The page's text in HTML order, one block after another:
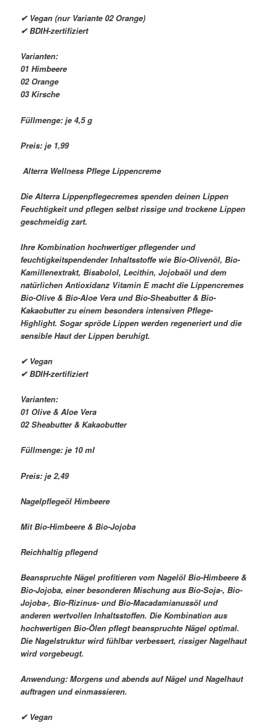
✔ Vegan (nur Variante 02 Orange)
✔ BDIH-zertifiziert
Varianten:
01 Himbeere
02 Orange
03 Kirsche
Füllmenge: je 4,5 g
Preis: je 1,99 
Alterra Wellness Pflege Lippencreme
Die Alterra Lippenpflegecremes spenden deinen Lippen
Feuchtigkeit und pflegen selbst rissige und trockene Lippen
geschmeidig zart.
Ihre Kombination hochwertiger pflegender und
feuchtigkeitspendender Inhaltsstoffe wie Bio-Olivenöl, Bio-
Kamillenextrakt, Bisabolol, Lecithin, Jojobaöl und dem
natürlichen Antioxidanz Vitamin E macht die Lippencremes
Bio-Olive & Bio-Aloe Vera und Bio-Sheabutter & Bio-
Kakaobutter zu einem besonders intensiven Pflege-
Highlight. Sogar spröde Lippen werden regeneriert und die
sensible Haut der Lippen beruhigt.
✔ Vegan
✔ BDIH-zertifiziert
Varianten:
01 Olive & Aloe Vera
02 Sheabutter & Kakaobutter
Füllmenge: je 10 ml
Preis: je 2,49 
Nagelpflegeöl Himbeere
Mit Bio-Himbeere & Bio-Jojoba
Reichhaltig pflegend
Beanspruchte Nägel profitieren vom Nagelöl Bio-Himbeere &
Bio-Jojoba, einer besonderen Mischung aus Bio-Soja-, Bio-
Jojoba-, Bio-Rizinus- und Bio-Macadamianussöl und
anderen wertvollen Inhaltsstoffen. Die Kombination aus
hochwertigen Bio-Ölen pflegt beanspruchte Nägel optimal.
Die Nagelstruktur wird fühlbar verbessert, rissiger Nagelhaut
wird vorgebeugt.
Anwendung: Morgens und abends auf Nägel und Nagelhaut
auftragen und einmassieren.
✔ Vegan